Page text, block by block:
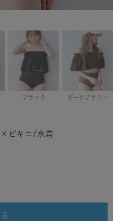
ブラック ダークブラウン
×ビキニ/水着